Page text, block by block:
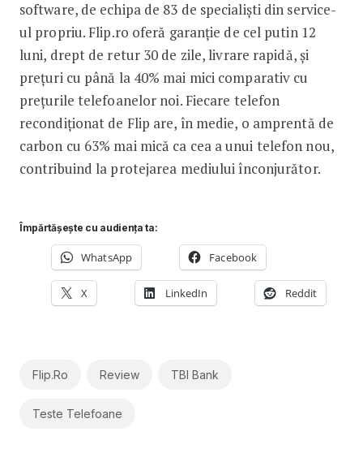
software, de echipa de 83 de specialiști din service-
ul propriu. Flip.ro oferă garanție de cel putin 12
luni, drept de retur 30 de zile, livrare rapidă, și
prețuri cu până la 40% mai mici comparativ cu
prețurile telefoanelor noi. Fiecare telefon
recondiționat de Flip are, în medie, o amprentă de
carbon cu 63% mai mică ca cea a unui telefon nou,
contribuind la protejarea mediului înconjurător.
Împărtășește cu audiența ta:
WhatsApp Facebook
X LinkedIn Reddit
Flip.ro Review TBI Bank
Teste Telefoane